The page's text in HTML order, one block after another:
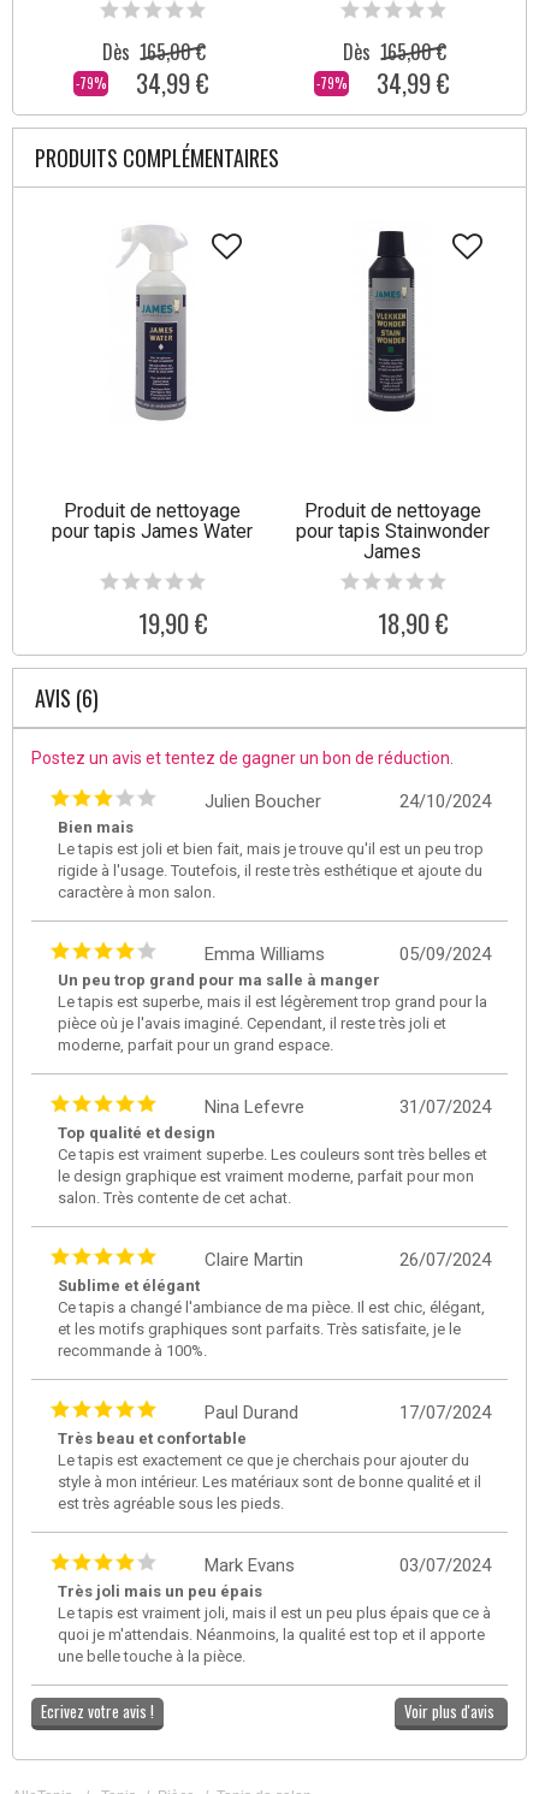
-79%
Dès 165,00 €
34,99 € -79%
Dès 165,00 €
34,99 €
PRODUITS COMPLÉMENTAIRES
Produit de nettoyage
pour tapis James Water
19,90 €
Produit de nettoyage
pour tapis Stainwonder
James
18,90 €
AVIS (6)
Postez un avis et tentez de gagner un bon de réduction.
24/10/2024
Julien Boucher
Bien mais
Le tapis est joli et bien fait, mais je trouve qu'il est un peu trop
rigide à l'usage. Toutefois, il reste très esthétique et ajoute du
caractère à mon salon.
05/09/2024
Emma Williams
Un peu trop grand pour ma salle à manger
Le tapis est superbe, mais il est légèrement trop grand pour la
pièce où je l'avais imaginé. Cependant, il reste très joli et
moderne, parfait pour un grand espace.
31/07/2024
Nina Lefevre
Top qualité et design
Ce tapis est vraiment superbe. Les couleurs sont très belles et
le design graphique est vraiment moderne, parfait pour mon
salon. Très contente de cet achat.
26/07/2024
Claire Martin
Sublime et élégant
Ce tapis a changé l'ambiance de ma pièce. Il est chic, élégant,
et les motifs graphiques sont parfaits. Très satisfaite, je le
recommande à 100%.
17/07/2024
Paul Durand
Très beau et confortable
Le tapis est exactement ce que je cherchais pour ajouter du
style à mon intérieur. Les matériaux sont de bonne qualité et il
est très agréable sous les pieds.
03/07/2024
Mark Evans
Très joli mais un peu épais
Le tapis est vraiment joli, mais il est un peu plus épais que ce à
quoi je m'attendais. Néanmoins, la qualité est top et il apporte
une belle touche à la pièce.
Ecrivez votre avis ! Voir plus d'avis